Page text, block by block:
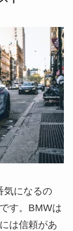
気になるの
す。BMWは
は信頼があ